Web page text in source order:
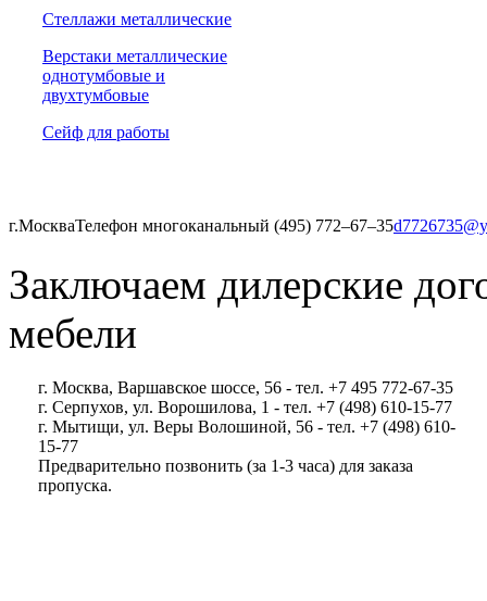
Стеллажи металлические
Верстаки металлические
однотумбовые и
двухтумбовые
Сейф для работы
г.МоскваТелефон многоканальный (495) 772‒67‒35
Заключаем дилерские
мебели
г. Москва, Варшавское шоссе, 56 - тел. +7 495 772-67-35
г. Серпухов, ул. Ворошилова, 1 - тел. +7 (498) 610-15-77
г. Мытищи, ул. Веры Волошиной, 56 - тел. +7 (498) 610-
15-77
Предварительно позвонить (за 1-3 часа) для заказа
пропуска.